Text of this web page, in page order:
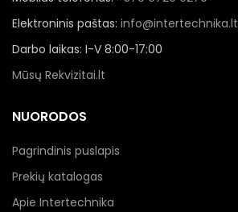
Elektroninis paštas: info@intertechnika.lt
Darbo laikas: I-V 8:00-17:00
Mūsų Rekvizitai.lt
NUORODOS
Pagrindinis puslapis
Prekių katalogas
Apie Intertechnika